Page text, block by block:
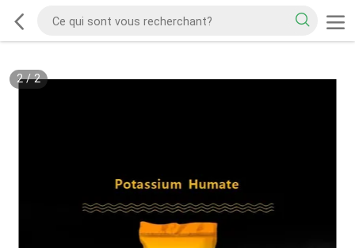
2/2